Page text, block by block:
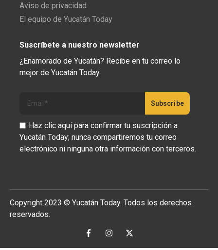
Aviso de privacidad
El equipo de Yucatán Today
Suscríbete a nuestro newsletter
¿Enamorado de Yucatán? Recibe en tu correo lo
mejor de Yucatán Today.
Haz clic aquí para confirmar tu suscripción a
Yucatán Today; nunca compartiremos tu correo
electrónico ni ninguna otra información con terceros.
Copyright 2023 © Yucatán Today. Todos los derechos
reservados.